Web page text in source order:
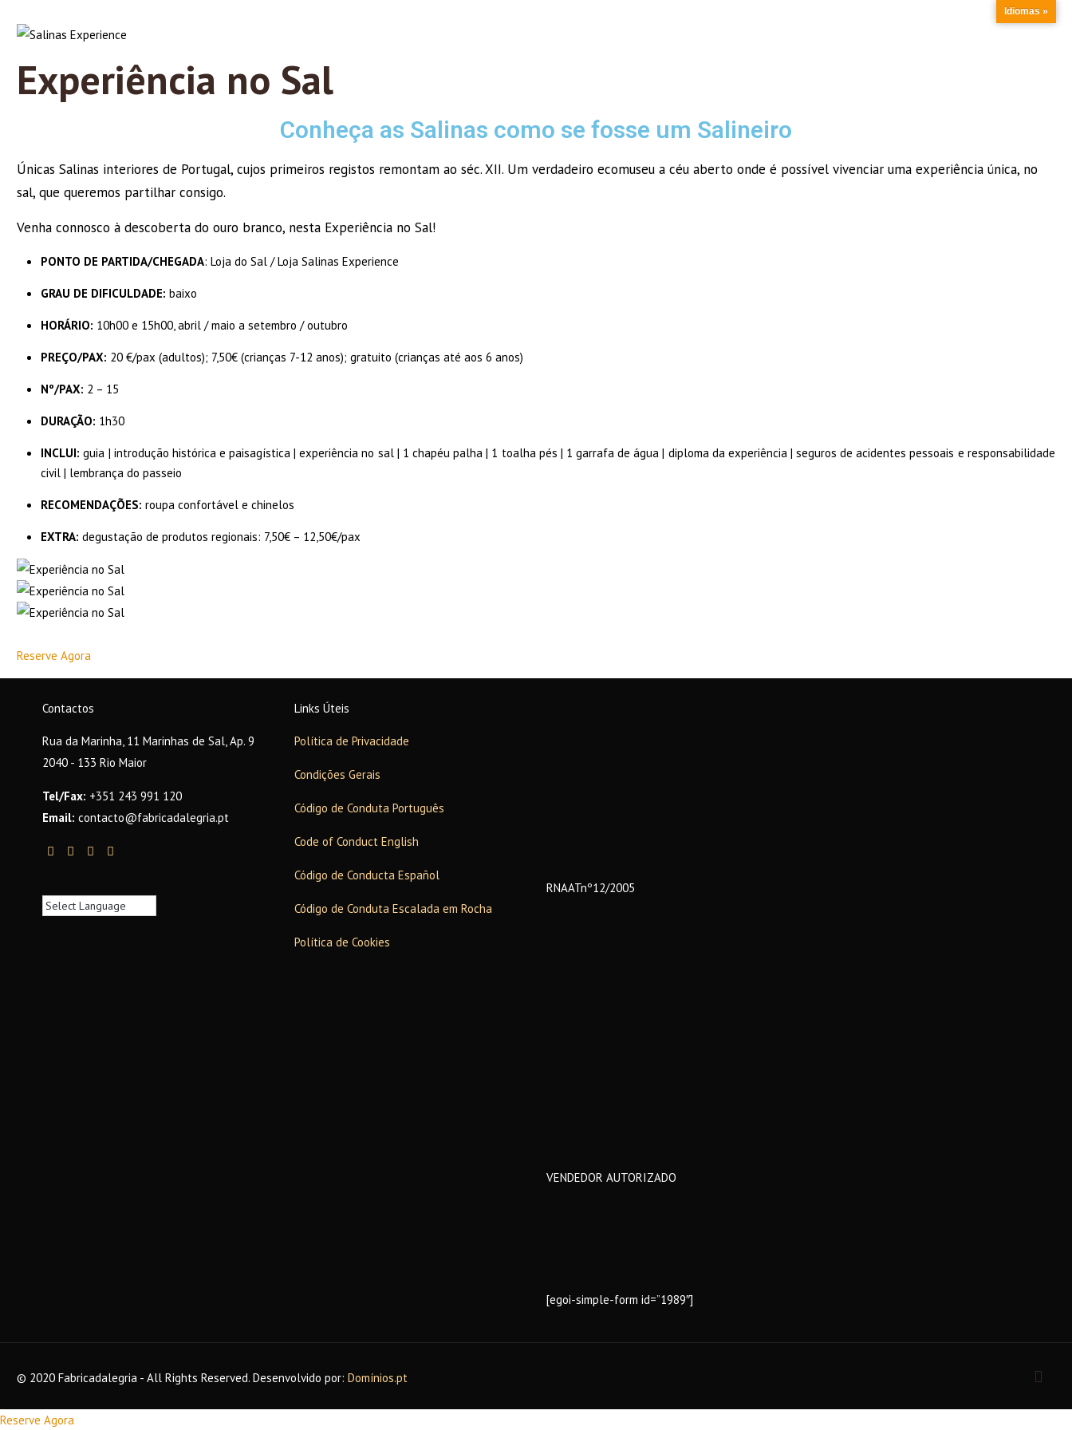
Experiência no Sal
Conheça as Salinas como se fosse um Salineiro
Únicas Salinas interiores de Portugal, cujos primeiros registos remontam ao séc. XII. Um verdadeiro ecomuseu a céu aberto onde é possível vivenciar uma experiência única, no
sal, que queremos partilhar consigo.
Venha connosco à descoberta do ouro branco, nesta Experiência no Sal!
PONTO DE PARTIDA/CHEGADA: Loja do Sal / Loja Salinas Experience
GRAU DE DIFICULDADE: baixo
HORÁRIO: 10h00 e 15h00, abril / maio a setembro / outubro
PREÇO/PAX: 20 €/pax (adultos); 7,50€ (crianças 7-12 anos); gratuito (crianças até aos 6 anos)
Nº/PAX: 2 – 15
DURAÇÃO: 1h30
INCLUI:guia | introdução histórica e paisagística | experiência no sal | 1 chapéu palha | 1 toalha pés | 1 garrafa de água | diploma da experiência | seguros de acidentes pessoais e responsabilidade
civil | lembrança do passeio
RECOMENDAÇÕES:roupa confortável e chinelos
EXTRA: degustação de produtos regionais: 7,50€ – 12,50€/pax
Reserve Agora
Contactos
Rua da Marinha, 11 Marinhas de Sal, Ap. 9
2040 - 133 Rio Maior
Tel/Fax: +351 243 991 120
Email: contacto@fabricadalegria.pt
Links Úteis
Política de Privacidade
Condições Gerais
Código de Conduta Português
Code of Conduct English
Código de Conducta Español
Código de Conduta Escalada em Rocha
Política de Cookies
RNAATnº12/2005
VENDEDOR AUTORIZADO
[egoi-simple-form id=”1989″]
© 2020 Fabricadalegria - All Rights Reserved. Desenvolvido por:Domínios.pt
Idiomas »
Reserve Agora